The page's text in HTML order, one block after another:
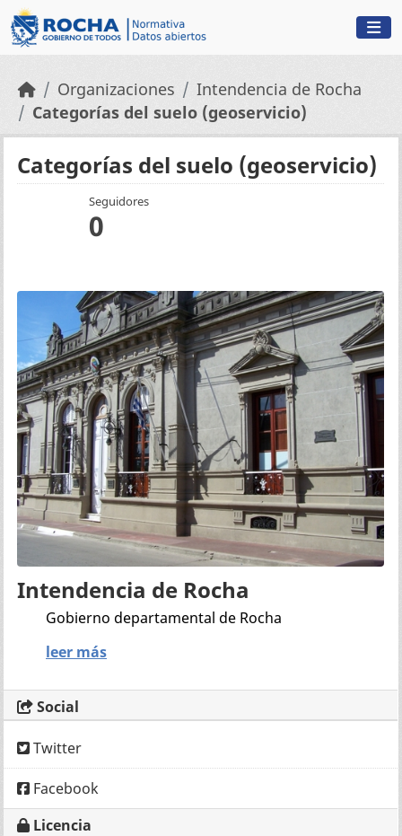
Skip to main content
Organizaciones
Intendencia de Rocha
Categorías del suelo (geoservicio)
Categorías del suelo (geoservicio)
Seguidores
0
Intendencia de Rocha
Gobierno departamental de Rocha
leer más
Social
Twitter
Facebook
Licencia